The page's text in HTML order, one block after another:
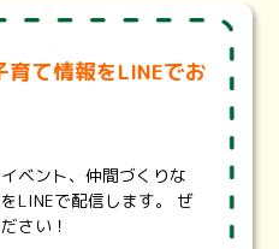
ム・・・
域、最寄り駅から医療機関や
。また、設備や体制、対応で
することもできます。
・・・https://www.pref.sai
休日に救急電話相談で受診先
育て情報をLINEでお
ベント、仲間づくりな
LINEで配信します。 ぜ
さい！